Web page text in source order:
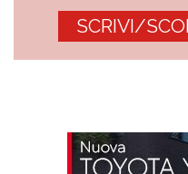
SCRIVI/